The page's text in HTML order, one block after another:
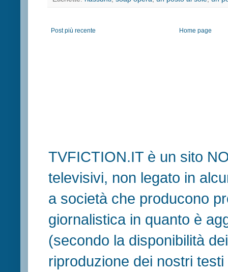
Post più recente Home page
TVFICTION.IT è un sito
televisivi, non legato in
a società che producono
giornalistica in quanto è
(secondo la disponibilità
riproduzione dei nostri